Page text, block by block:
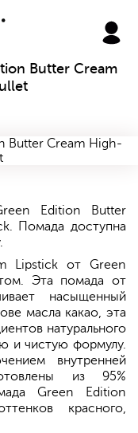
Butter Cream
Edition Butter
Помада доступна
Lipstick от Green
Эта помада от
насыщенный
масла какао, эта
натурального
и чистую формулу.
внутренней
из 95%
Green Edition
красного,